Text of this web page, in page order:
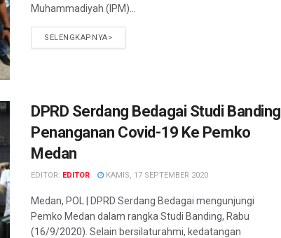
Muhammadiyah (IPM)...
SELENGKAPNYA>
DPRD Serdang Bedagai Studi Banding
Penanganan Covid-19 Ke Pemko
Medan
EDITOR: EDITOR KAMIS, 17 SEPTEMBER 2020
Medan, POL | DPRD Serdang Bedagai mengunjungi
Pemko Medan dalam rangka Studi Banding, Rabu
(16/9/2020). Selain bersilaturahmi, kedatangan